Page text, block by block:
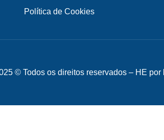
Política de Cookies
© Todos os direitos reservados – HE por